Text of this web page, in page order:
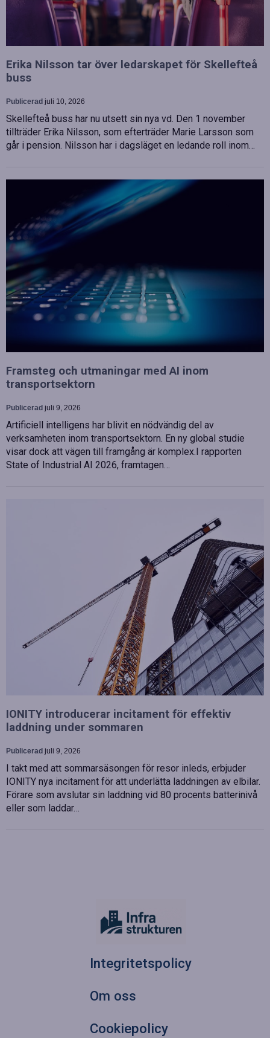
Erika Nilsson tar över ledarskapet för Skellefteå
buss
Publicerad juli 10, 2026
Skellefteå buss har nu utsett sin nya vd. Den 1 november
tillträder Erika Nilsson, som efterträder Marie Larsson som
går i pension. Nilsson har i dagsläget en ledande roll inom…
Framsteg och utmaningar med AI inom
transportsektorn
Publicerad juli 9, 2026
Artificiell intelligens har blivit en nödvändig del av
verksamheten inom transportsektorn. En ny global studie
visar dock att vägen till framgång är komplex.I rapporten
State of Industrial AI 2026, framtagen…
IONITY introducerar incitament för effektiv
laddning under sommaren
Publicerad juli 9, 2026
I takt med att sommarsäsongen för resor inleds, erbjuder
IONITY nya incitament för att underlätta laddningen av elbilar.
Förare som avslutar sin laddning vid 80 procents batterinivå
eller som laddar…
Integritetspolicy
Om oss
Cookiepolicy